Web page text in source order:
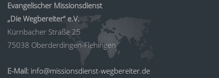
Evangelischer Missionsdienst
„Die Wegbereiter“ e.V.
Kürnbacher Straße 25
75038 Oberderdingen-Flehingen
E-Mail: info@missionsdienst-wegbereiter.de